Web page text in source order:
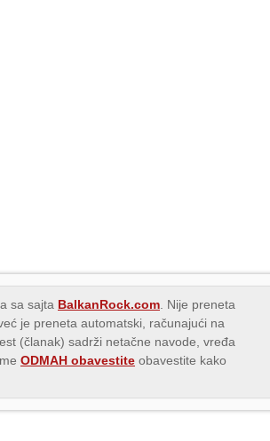
sa sajta BalkanRock.com . Nije preneta
je preneta automatski, računajući na
(članak) sadrži netačne navode, vređa
ODMAH obavestite obavestite kako